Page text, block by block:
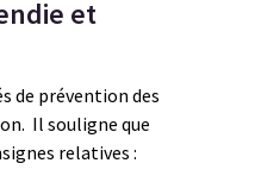
et
de prévention des
Il souligne que
relatives :